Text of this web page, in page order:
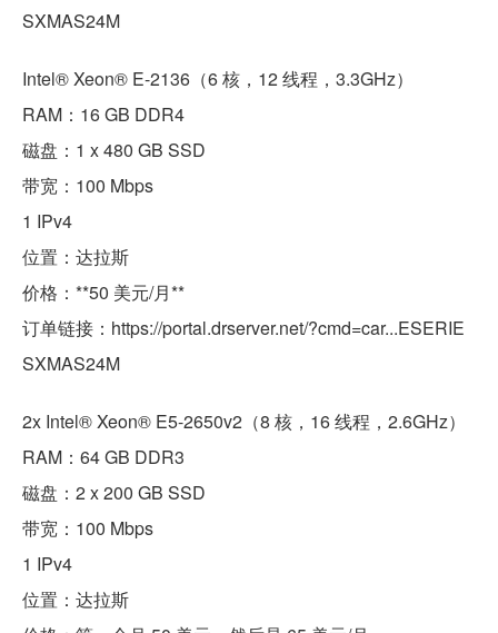
SXMAS24M
Intel® Xeon® E-2136（6 核，12 线程，3.3GHz）
RAM：16 GB DDR4
磁盘：1 x 480 GB SSD
带宽：100 Mbps
1 IPv4
位置：达拉斯
价格：**50 美元/月**
订单链接：https://portal.drserver.net/?cmd=car...ESERIE
SXMAS24M
2x Intel® Xeon® E5-2650v2（8 核，16 线程，2.6GHz）
RAM：64 GB DDR3
磁盘：2 x 200 GB SSD
带宽：100 Mbps
1 IPv4
位置：达拉斯